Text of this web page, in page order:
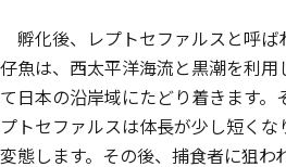
孵化後、レプトセファルスと呼ば
仔魚は、西太平洋海流と黒潮を利
て日本の沿岸域にたどり着きます
プトセファルスは体長が少し短く
変態します。その後、捕食者に狙わ